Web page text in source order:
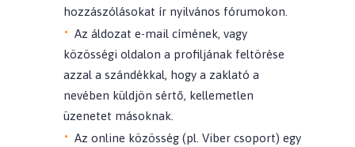
hozzászólásokat ír nyilvános fórumokon.
Az áldozat e-mail címének, vagy
közösségi oldalon a profiljának feltörése
azzal a szándékkal, hogy a zaklató a
nevében küldjön sértő, kellemetlen
üzenetet másoknak.
Az online közösség (pl. Viber csoport) egy